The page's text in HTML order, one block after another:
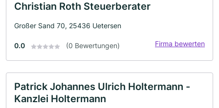
Christian Roth Steuerberater
Großer Sand 70, 25436 Uetersen
0.0 (0 Bewertungen) Firma bewerten
Patrick Johannes Ulrich Holtermann -
Kanzlei Holtermann